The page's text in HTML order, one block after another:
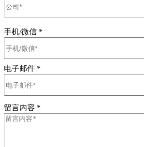
手机/微信 *
电子邮件 *
留言内容 *